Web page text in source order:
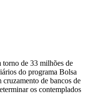
torno de 33 milhões de
do programa Bolsa
cruzamento de bancos de
os contemplados